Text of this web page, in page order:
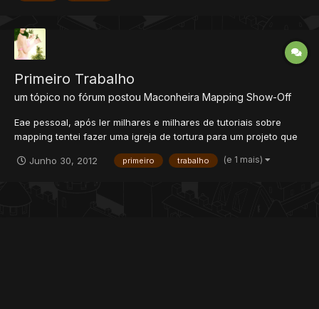
Primeiro Trabalho
um tópico no fórum postou Maconheira Mapping Show-Off
Eae pessoal, após ler milhares e milhares de tutoriais sobre
mapping tentei fazer uma igreja de tortura para um projeto que
acharam?
Junho 30, 2012 primeiro trabalho (e 1 mais)